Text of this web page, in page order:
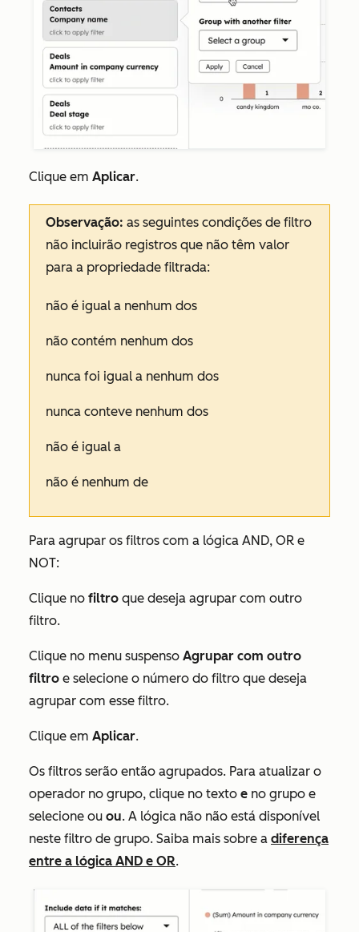
Clique em Aplicar.
Observação: as seguintes condições de filtro
não incluirão registros que não têm valor
para a propriedade filtrada:
não é igual a nenhum dos
não contém nenhum dos
nunca foi igual a nenhum dos
nunca conteve nenhum dos
não é igual a
não é nenhum de
Para agrupar os filtros com a lógica AND, OR e
NOT:
Clique no filtro que deseja agrupar com outro
filtro.
Clique no menu suspenso Agrupar com outro
filtro e selecione o número do filtro que deseja
agrupar com esse filtro.
Clique em Aplicar.
Os filtros serão então agrupados. Para atualizar o
operador no grupo, clique no texto e no grupo e
selecione ou ou. A lógica não não está disponível
neste filtro de grupo. Saiba mais sobre a diferença
entre a lógica AND e OR.